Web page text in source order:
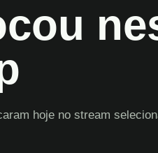
hoje no stream